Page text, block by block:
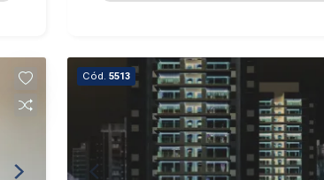
Cód. 5513